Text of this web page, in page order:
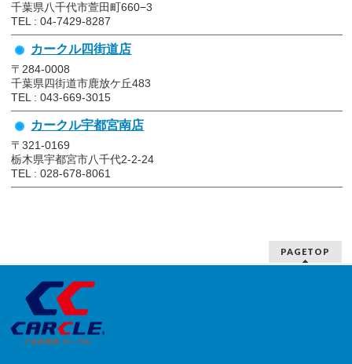
千葉県八千代市萱田町660−3
TEL : 04-7429-8287
カークル四街道店
〒284-0008
千葉県四街道市鹿放ケ丘483
TEL : 043-669-3015
カークル宇都宮南店
〒321-0169
栃木県宇都宮市八千代2-2-24
TEL : 028-678-8061
PAGETOP